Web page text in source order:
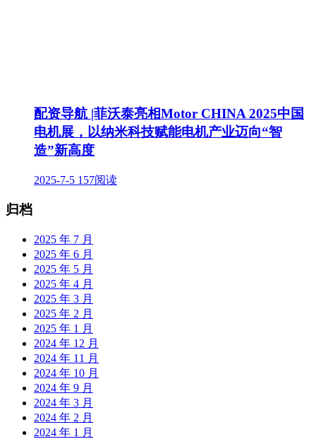
配资导航 |菲沃泰亮相Motor CHINA 2025中国
电机展，以纳米科技赋能电机产业迈向“智
造”新高度
2025-7-5 157阅读
归档
2025 年 7 月
2025 年 6 月
2025 年 5 月
2025 年 4 月
2025 年 3 月
2025 年 2 月
2025 年 1 月
2024 年 12 月
2024 年 11 月
2024 年 10 月
2024 年 9 月
2024 年 3 月
2024 年 2 月
2024 年 1 月